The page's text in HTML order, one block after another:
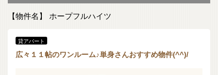
【物件名】 ホープフルハイツ
貸アパート
広々１１帖のワンルーム♪単身さんおすすめ物件(^^)/